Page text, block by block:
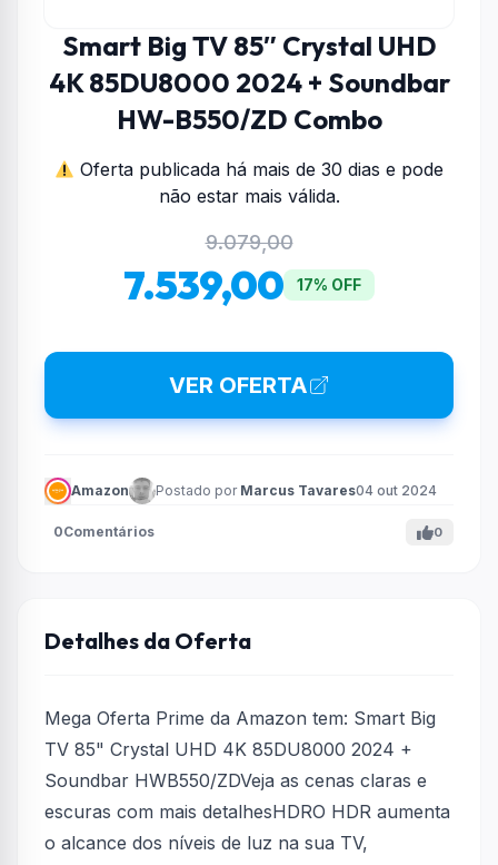
Smart Big TV 85″ Crystal UHD
4K 85DU8000 2024 + Soundbar
HW-B550/ZD Combo
Oferta publicada há mais de 30 dias e pode
não estar mais válida.
9.079,00
7.539,00 17% OFF
VER OFERTA
Amazon Postado por Marcus Tavares04 out 2024
0Comentários 0
Detalhes da Oferta
Mega Oferta Prime da Amazon tem: Smart Big
TV 85" Crystal UHD 4K 85DU8000 2024 +
Soundbar HWB550/ZDVeja as cenas claras e
escuras com mais detalhesHDRO HDR aumenta
o alcance dos níveis de luz na sua TV,